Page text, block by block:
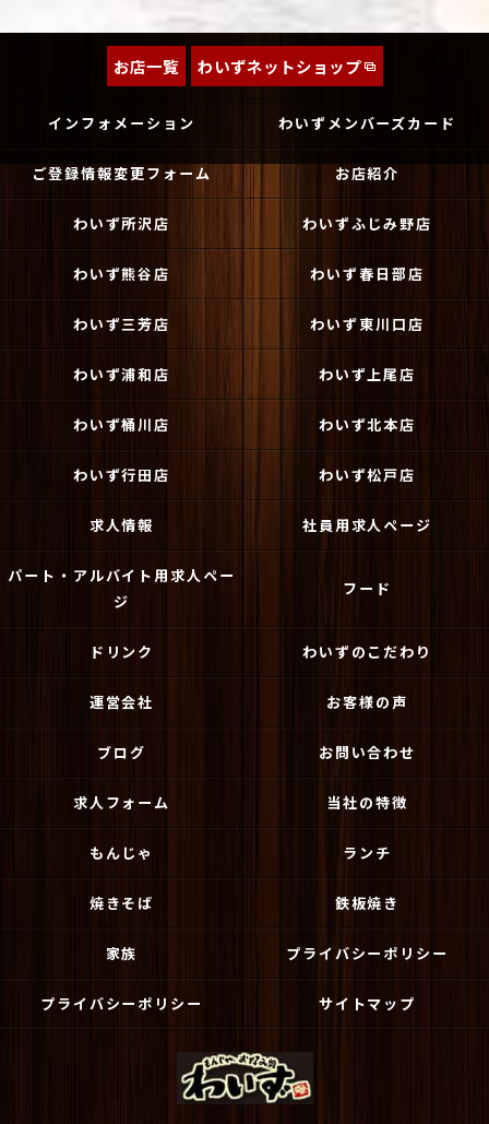
お店一覧 わいずネットショップ
インフォメーション わいずメンバーズカード
ご登録情報変更フォーム お店紹介
わいず所沢店 わいずふじみ野店
わいず熊谷店 わいず春日部店
わいず三芳店 わいず東川口店
わいず浦和店 わいず上尾店
わいず桶川店 わいず北本店
わいず行田店 わいず松戸店
求人情報 社員用求人ページ
パート・アルバイト用求人ペー
ジ
フード
ドリンク わいずのこだわり
運営会社 お客様の声
ブログ お問い合わせ
求人フォーム 当社の特徴
もんじゃ ランチ
焼きそば 鉄板焼き
家族 プライバシーポリシー
プライバシーポリシー サイトマップ